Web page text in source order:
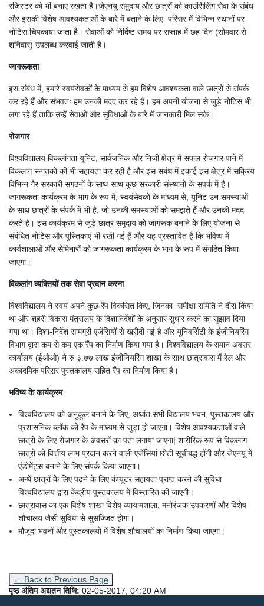
रजिस्टर को भी बनाए रखता है।जेएनयू समुदाय और छात्रों को काउंसिलिंग सेवा के संबंध
और इसकी विशेष आवश्यकताओं के बारे में बताने के लिए परिसर में विभिन्न स्थानों पर
नोटिस चिपकाया जाता है। सेवाओं को निर्दिष्ट समय पर सप्ताह में छह दिन (सोमवार से
शनिवार) उपलब्ध करवाई जाती है।
जागरूकता
इस संबंध में, हमारे स्वयंसेवकों के माध्यम से हम विशेष आवश्यकता वाले छात्रों से संपर्क
कर रहे हैं और संभवतः हम उनकी मदद कर रहे हैं। हम अपनी योजना से जुड़े नोटिस भी
लगा रहे हैं ताकि उन्हें सेवाओं और सुविधाओं के बारे में जानकारी मिल सके।
रोजगार
विश्वविद्यालय विकलांगता यूनिट, सार्वजनिक और निजी क्षेत्र में सफल रोजगार पाने में
विकलांग स्नातकों की भी सहायता कर रही है और इस संबंध में इकाई इस क्षेत्र में सक्रिय
विभिन्न गैर सरकारी संगठनों के साथ-साथ कुछ सरकारी संस्थानों के संपर्क में है।
जागरूकता कार्यक्रम के भाग के रूप में, स्वयंसेवकों के माध्यम से, यूनिट उन समस्याओं
के साथ छात्रों के संपर्क में भी है, जो उनकी समस्याओं को समझते हैं और उनकी मदद
करते हैं। इस कार्यक्रम से जुड़े छात्र समुदाय को जागरूक बनाने के लिए योजना से
संबंधित नोटिस और पुस्तिकाएं भी रखी गई हैं और यह प्रस्तावित है कि भविष्य में
कार्यशालाओं और सेमिनारों को जागरूकता कार्यक्रम के भाग के रूप में संगठित किया
जाएगा।
विकलांग व्यक्तियों तक सेवा प्रदान करना
विश्वविद्यालय ने स्वयं अपने कुछ रैंप विकसित किए, जिनका समीक्षा समिति ने दौरा किया
था और शहरी विकास मंत्रालय के दिशानिर्देशों के अनुसार सुधार करने का सुझाव दिया
गया था। दिशा-निर्देश सामग्री एजेंसियों से खरीदी गई है और यूनिवर्सिटी के इंजीनियरिंग
विभाग द्वारा कम से कम एक रैंप का निर्माण किया गया है। विश्वविद्यालय के समान अवसर
कार्यालय (ईओओ) ने रु ३.७७ लाख इंजीनियरिंग शाखा के साथ छात्रावास में रेल और
अकादमिक परिसर पुस्तकालय सहित रैंप का निर्माण किया है।
भविष्य के कार्यक्रम
विश्वविद्यालय को अनुकूल बनाने के लिए, अर्थात सभी विद्यालय भवन, पुस्तकालय और
प्रशासनिक ब्लॉक को रैंप के माध्यम से जुड़ा हो जाएगा। विशेष आवश्यकताओं वाले
छात्रों के लिए रोजगार के अवसरों का पता लगाया जाएगा| शारीरिक रूप से विकलांग
छात्रों को वित्तीय लाभ प्रदान करने वाली एजेंसियां ​​छोटी सूचीबद्ध होंगी और जेएनयू में
एंडोमेंट्स बनाने के लिए संपर्क किया जाएगा।
अन्धें छात्रों के लिए पढ़ने के लिए कंप्यूटर सहायता प्राप्त करने की सुविधा
विश्वविद्यालय द्वारा केंद्रीय पुस्तकालय में विस्तारित की जाएगी।
छात्रावास का एक विशेष शाखा विशेष व्यायामशाला, मनोरंजक उपकरणों और विशेष
शौचालय जैसी सुविधा से सुसज्जित होगा।
मौजूदा भवनों और पुस्तकालयों में विशेष शौचालयों का निर्माण किया जाएगा।
← Back to Previous Page
पृष्ठ अंतिम अद्यतन तिथि: 02-05-2017, 04:20 AM